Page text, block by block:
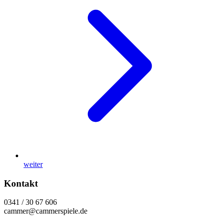
weiter
Kontakt
0341 / 30 67 606
cammer@cammerspiele.de